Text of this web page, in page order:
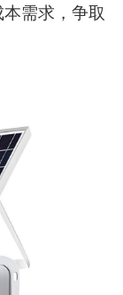
需求，争取